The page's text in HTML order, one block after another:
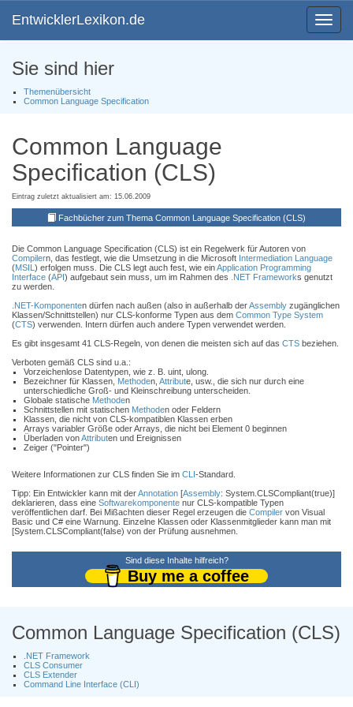
Toggle
EntwicklerLexikon.de
Sie sind hier
Themenübersicht
Common Language Specification
Common Language
Specification (CLS)
Eintrag zuletzt aktualisiert am: 15.06.2009
Fachbücher zum Thema Common Language Specification (CLS)
Die Common Language Specification (CLS) ist ein Regelwerk für Autoren von
Compilern, das festlegt, wie die Umsetzung in die Microsoft Intermediation Language
(MSIL ) erfolgen muss. Die CLS legt auch fest, wie einApplication Programming
Interface (API) aufgebaut sein muss, um im Rahmen des .NET Frameworks genutzt
zu werden.
.NET-Komponenten dürfen nach außen (also in außerhalb derAssembly zugänglichen
Klassen/Schnittstellen) nur CLS-konforme Typen aus dem Common Type System
(CTS) verwenden. Intern dürfen auch andere Typen verwendet werden.
Es gibt insgesamt 41 CLS-Regeln, von denen die meisten sich auf das CTS beziehen.
Verboten gemäß CLS sind u.a.:
Vorzeichenlose Datentypen, wie z. B. uint, ulong.
Bezeichner für Klassen, Methoden, Attribute, usw., die sich nur durch eine
unterschiedliche Groß- und Kleinschreibung unterscheiden.
Globale statische Methoden
Schnittstellen mit statischen Methoden oder Feldern
Klassen, die nicht von CLS-kompatiblen Klassen erben
Arrays variabler Größe oder Arrays, die nicht bei Element 0 beginnen
Überladen vonAttributen und Ereignissen
Zeiger ("Pointer")
Weitere Informationen zur CLS finden Sie im CLI-Standard.
Tipp: Ein Entwickler kann mit derAnnotation [Assembly: System.CLSCompliant(true)]
deklarieren, dass eine Softwarekomponente nur CLS-kompatible Typen
veröffentlichen darf. Bei Mißachten dieser Regel erzeugen die Compiler von Visual
Basic und C# eine Warnung. Einzelne Klassen oder Klassenmitglieder kann man mit
[System.CLSCompliant(false) von der Prüfung ausnehmen.
Sind diese Inhalte hilfreich?
Buy me a coffee
Common Language Specification (CLS)
.NET Framework
CLS Consumer
CLS Extender
Command Line Interface (CLI)